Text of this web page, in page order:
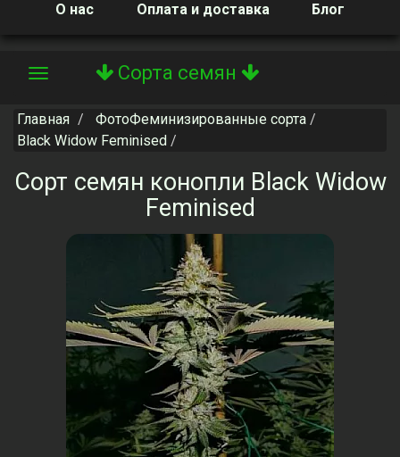
О нас Оплата и доставка Блог
Сорта семян
Toggle
Главная
ФотоФеминизированные сорта
Black Widow Feminised
Сорт семян конопли Black Widow
Feminised